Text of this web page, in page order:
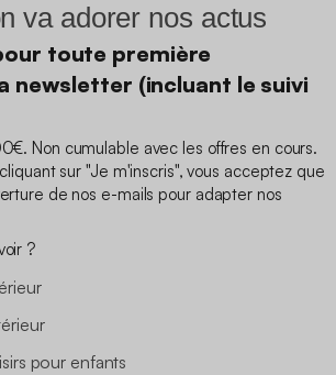
va adorer nos actus
toute première
newsletter (incluant le suivi
Non cumulable avec les offres en cours.
sur "Je m'inscris", vous acceptez que
de nos e-mails pour adapter nos
?
pour enfants